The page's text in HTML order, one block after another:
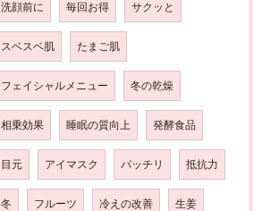
洗顔前に 毎回お得 サクッと
スベスベ肌 たまご肌
フェイシャルメニュー 冬の乾燥
相乗効果 睡眠の質向上 発酵食品
目元 アイマスク パッチリ 抵抗力
冬 フルーツ 冷えの改善 生姜